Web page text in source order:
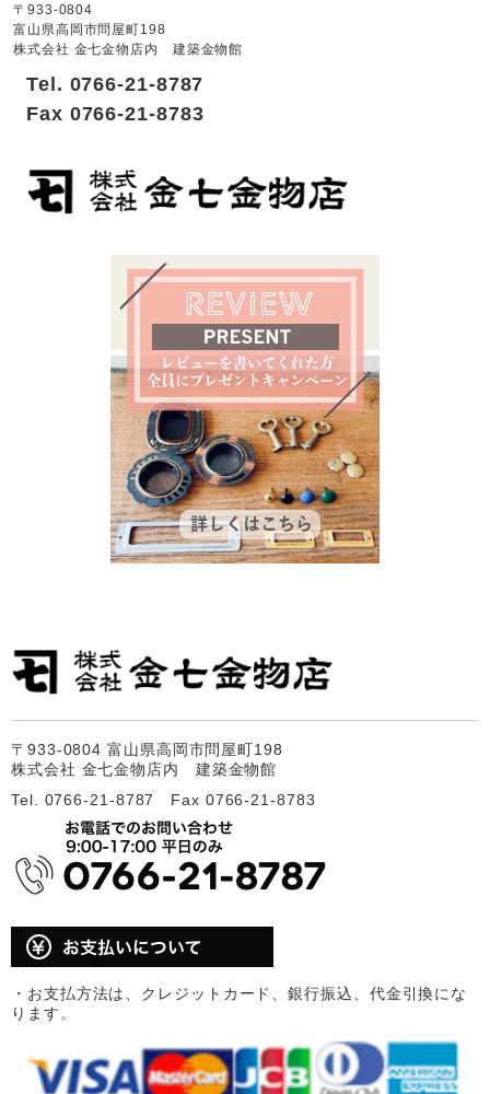
〒933-0804
富山県高岡市問屋町198
株式会社 金七金物店内 建築金物館
Tel. 0766-21-8787
Fax 0766-21-8783
〒933-0804 富山県高岡市問屋町198
株式会社 金七金物店内 建築金物館
Tel. 0766-21-8787 Fax 0766-21-8783
・お支払方法は、クレジットカード、銀行振込、代金引換にな
ります。